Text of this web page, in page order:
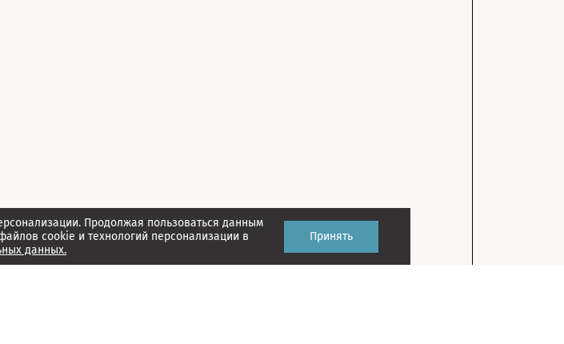
Продолжая пользоваться данным
cookie и технологий персонализации в
данных.
Принять